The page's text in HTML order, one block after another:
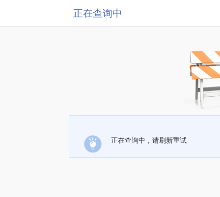
正在查询中
正在查询中，请刷新重试